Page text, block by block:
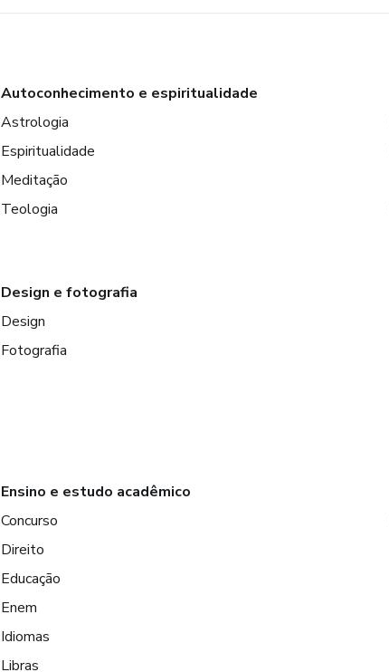
Autoconhecimento e espiritualidade
Astrologia
Espiritualidade
Meditação
Teologia
Design e fotografia
Design
Fotografia
Ensino e estudo acadêmico
Concurso
Direito
Educação
Enem
Idiomas
Libras